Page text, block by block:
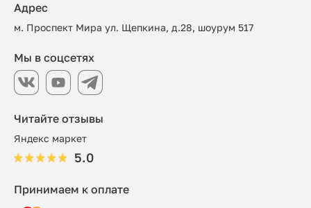
Читайте отзывы
Яндекс маркет
5.0
Адрес
м. Проспект Мира ул. Щепкина, д.28, шоурум 517
Принимаем к оплате
Мы в соцсетях